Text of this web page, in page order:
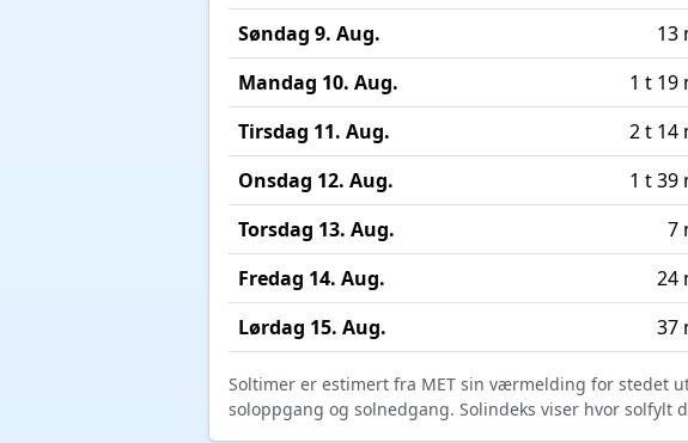
Søndag 9. Aug. 13
Mandag 10. Aug. 1 t 19
Tirsdag 11. Aug. 2 t 14
Onsdag 12. Aug. 1 t 39
Torsdag 13. Aug. 7
Fredag 14. Aug. 24
Lørdag 15. Aug. 37
Soltimer er estimert fra MET sin værmelding for stedet
soloppgang og solnedgang. Solindeks viser hvor solfylt